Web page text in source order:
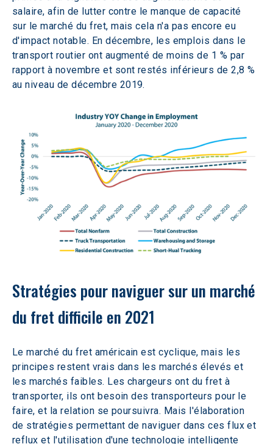
salaire, afin de lutter contre le manque de capacité
sur le marché du fret, mais cela n'a pas encore eu
d'impact notable. En décembre, les emplois dans le
transport routier ont augmenté de moins de 1 % par
rapport à novembre et sont restés inférieurs de 2,8 %
au niveau de décembre 2019.
Stratégies pour naviguer sur un marché
du fret difficile en 2021
Le marché du fret américain est cyclique, mais les
principes restent vrais dans les marchés élevés et
les marchés faibles. Les chargeurs ont du fret à
transporter, ils ont besoin des transporteurs pour le
faire, et la relation se poursuivra. Mais l'élaboration
de stratégies permettant de naviguer dans ces flux et
reflux et l'utilisation d'une technologie intelligente